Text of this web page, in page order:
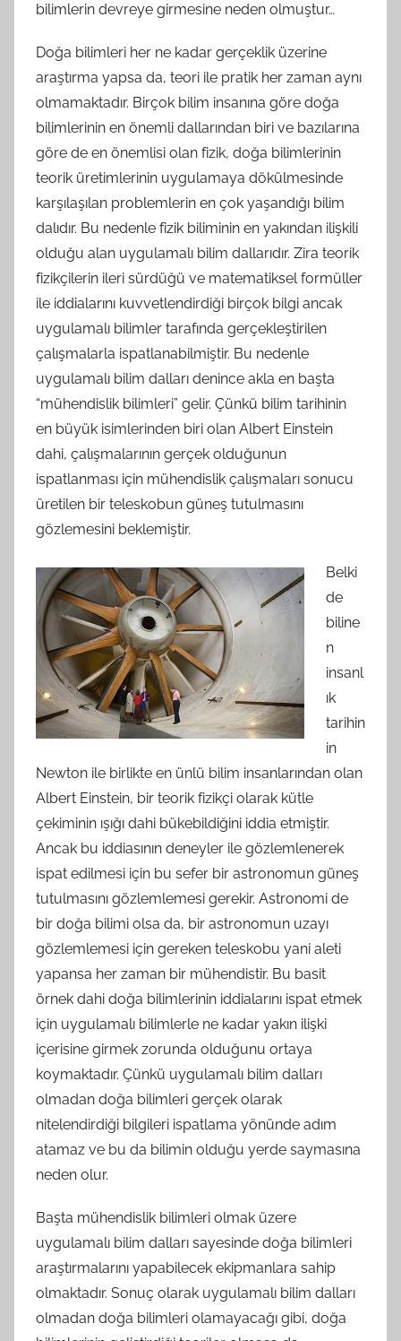
bilimlerin devreye girmesine neden olmuştur…
Doğa bilimleri her ne kadar gerçeklik üzerine
araştırma yapsa da, teori ile pratik her zaman aynı
olmamaktadır. Birçok bilim insanına göre doğa
bilimlerinin en önemli dallarından biri ve bazılarına
göre de en önemlisi olan fizik, doğa bilimlerinin
teorik üretimlerinin uygulamaya dökülmesinde
karşılaşılan problemlerin en çok yaşandığı bilim
dalıdır. Bu nedenle fizik biliminin en yakından ilişkili
olduğu alan uygulamalı bilim dallarıdır. Zira teorik
fizikçilerin ileri sürdüğü ve matematiksel formüller
ile iddialarını kuvvetlendirdiği birçok bilgi ancak
uygulamalı bilimler tarafında gerçekleştirilen
çalışmalarla ispatlanabilmiştir. Bu nedenle
uygulamalı bilim dalları denince akla en başta
“mühendislik bilimleri” gelir. Çünkü bilim tarihinin
en büyük isimlerinden biri olan Albert Einstein
dahi, çalışmalarının gerçek olduğunun
ispatlanması için mühendislik çalışmaları sonucu
üretilen bir teleskobun güneş tutulmasını
gözlemesini beklemiştir.
Belki
de
biline
n
insanl
ık
tarihin
in
Newton ile birlikte en ünlü bilim insanlarından olan
Albert Einstein, bir teorik fizikçi olarak kütle
çekiminin ışığı dahi bükebildiğini iddia etmiştir.
Ancak bu iddiasının deneyler ile gözlemlenerek
ispat edilmesi için bu sefer bir astronomun güneş
tutulmasını gözlemlemesi gerekir. Astronomi de
bir doğa bilimi olsa da, bir astronomun uzayı
gözlemlemesi için gereken teleskobu yani aleti
yapansa her zaman bir mühendistir. Bu basit
örnek dahi doğa bilimlerinin iddialarını ispat etmek
için uygulamalı bilimlerle ne kadar yakın ilişki
içerisine girmek zorunda olduğunu ortaya
koymaktadır. Çünkü uygulamalı bilim dalları
olmadan doğa bilimleri gerçek olarak
nitelendirdiği bilgileri ispatlama yönünde adım
atamaz ve bu da bilimin olduğu yerde saymasına
neden olur.
Başta mühendislik bilimleri olmak üzere
uygulamalı bilim dalları sayesinde doğa bilimleri
araştırmalarını yapabilecek ekipmanlara sahip
olmaktadır. Sonuç olarak uygulamalı bilim dalları
olmadan doğa bilimleri olamayacağı gibi, doğa